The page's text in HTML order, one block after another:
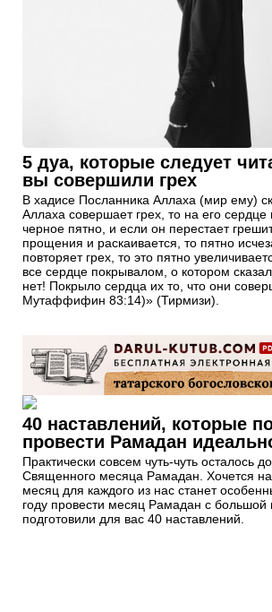
5 дуа, которые следует
вы совершили грех
В хадисе Посланника Аллаха (мир ему)
Аллаха совершает грех, то на его сердце
черное пятно, и если он перестает
прощения и раскаивается, то пятно
повторяет грех, то это пятно
все сердце покрывалом, о котором
нет! Покрыло сердца их то, что они
Мутаффифин 83:14)» (Тирмизи).
40 наставлений, которые
провести Рамадан
Практически совсем чуть-чуть осталось
Священного месяца Рамадан. Хочется
месяц для каждого из нас станет
году провести месяц Рамадан с большой
подготовили для вас 40 наставлений.